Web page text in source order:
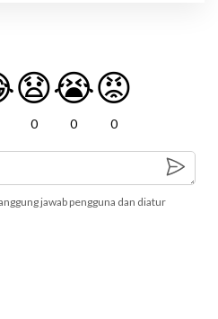
😧
0
😭
0
😡
0
jawab pengguna dan diatur